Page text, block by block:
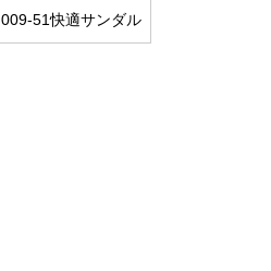
009-51快適サンダル